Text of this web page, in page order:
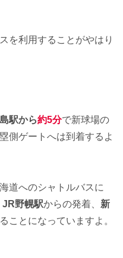
を利用することがやはり
駅から約5分で新球場の
側ゲートへは到着するよ
道へのシャトルバスに
JR野幌駅からの発着、 新
ことになっていますよ。